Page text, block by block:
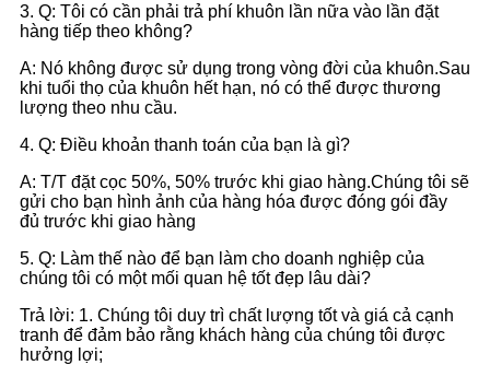
3. Q: Tôi có cần phải trả phí khuôn lần nữa vào lần đặt
hàng tiếp theo không?
A: Nó không được sử dụng trong vòng đời của khuôn.Sau
khi tuổi thọ của khuôn hết hạn, nó có thể được thương
lượng theo nhu cầu.
4. Q: Điều khoản thanh toán của bạn là gì?
A: T/T đặt cọc 50%, 50% trước khi giao hàng.Chúng tôi sẽ
gửi cho bạn hình ảnh của hàng hóa được đóng gói đầy
đủ trước khi giao hàng
5. Q: Làm thế nào để bạn làm cho doanh nghiệp của
chúng tôi có một mối quan hệ tốt đẹp lâu dài?
Trả lời: 1. Chúng tôi duy trì chất lượng tốt và giá cả cạnh
tranh để đảm bảo rằng khách hàng của chúng tôi được
hưởng lợi;